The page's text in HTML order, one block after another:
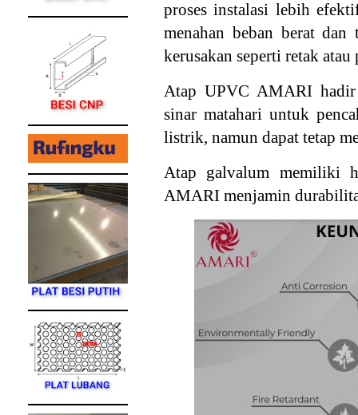
proses instalasi lebih
menahan beban berat
kerusakan seperti retak atau
Atap UPVC AMARI hadir
sinar matahari untuk
listrik, namun dapat tetap
Atap galvalum memiliki
AMARI menjamin